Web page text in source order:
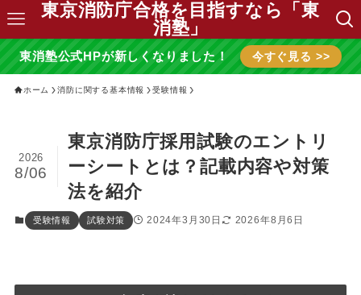
東京消防庁合格を目指すなら「東
消塾」
東消塾公式HPが新しくなりました！ 今すぐ見る >>
ホーム 消防に関する基本情報 受験情報
東京消防庁採用試験のエントリ
ーシートとは？記載内容や対策
法を紹介
2026
8/06
受験情報 試験対策 2024年3月30日 2026年8月6日